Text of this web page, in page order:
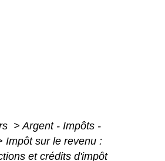
> Argent - Impôts -
Impôt sur le revenu :
et crédits d'impôt